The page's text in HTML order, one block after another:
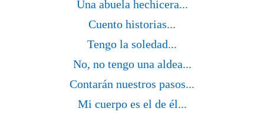
Una abuela hechicera...
Cuento historias...
Tengo la soledad...
No, no tengo una aldea...
Contarán nuestros pasos...
Mi cuerpo es el de él...